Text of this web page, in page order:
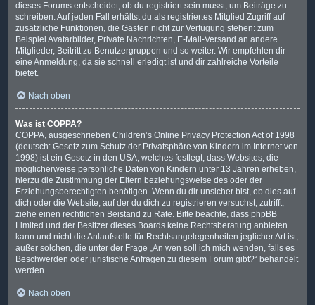
dieses Forums entscheidet, ob du registriert sein musst, um Beiträge zu
schreiben. Auf jeden Fall erhältst du als registriertes Mitglied Zugriff auf
zusätzliche Funktionen, die Gästen nicht zur Verfügung stehen: zum
Beispiel Avatarbilder, Private Nachrichten, E-Mail-Versand an andere
Mitglieder, Beitritt zu Benutzergruppen und so weiter. Wir empfehlen dir
eine Anmeldung, da sie schnell erledigt ist und dir zahlreiche Vorteile
bietet.
Nach oben
Was ist COPPA?
COPPA, ausgeschrieben Children’s Online Privacy Protection Act of 1998
(deutsch: Gesetz zum Schutz der Privatsphäre von Kindern im Internet von
1998) ist ein Gesetz in den USA, welches festlegt, dass Websites, die
möglicherweise persönliche Daten von Kindern unter 13 Jahren erheben,
hierzu die Zustimmung der Eltern beziehungsweise des oder der
Erziehungsberechtigten benötigen. Wenn du dir unsicher bist, ob dies auf
dich oder die Website, auf der du dich zu registrieren versuchst, zutrifft,
ziehe einen rechtlichen Beistand zu Rate. Bitte beachte, dass phpBB
Limited und der Besitzer dieses Boards keine Rechtsberatung anbieten
kann und nicht die Anlaufstelle für Rechtsangelegenheiten jeglicher Art ist;
außer solchen, die unter der Frage „An wen soll ich mich wenden, falls es
Beschwerden oder juristische Anfragen zu diesem Forum gibt?“ behandelt
werden.
Nach oben